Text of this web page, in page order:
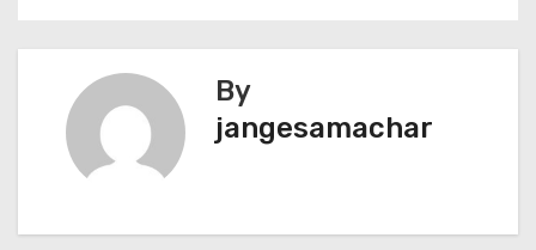
By
jangesamachar